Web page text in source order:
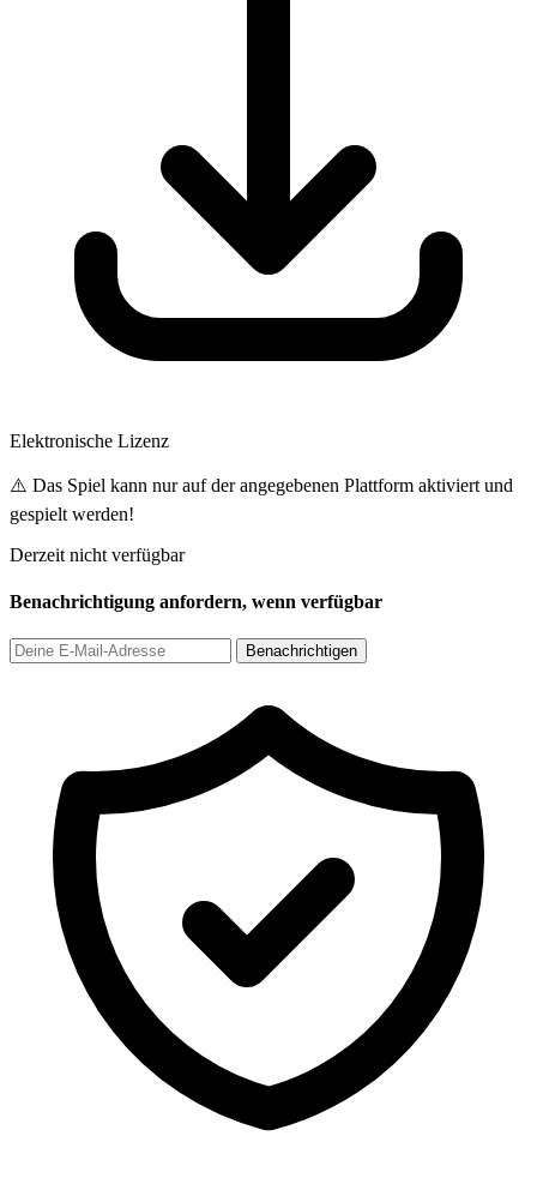
Elektronische Lizenz
⚠️ Das Spiel kann nur auf der angegebenen Plattform aktiviert und
gespielt werden!
Derzeit nicht verfügbar
Benachrichtigung anfordern, wenn verfügbar
Benachrichtigen